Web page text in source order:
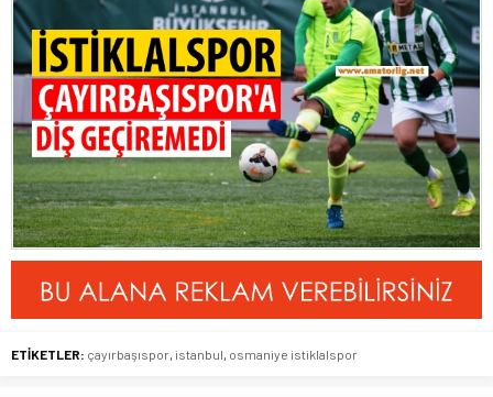
ETİKETLER: çayırbaşıspor istanbul osmaniye istiklalspor